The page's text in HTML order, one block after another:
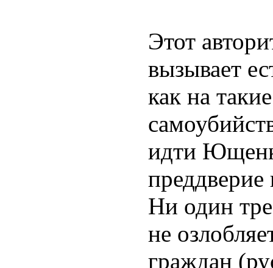
Этот
вызывает
как на
идти
преддверие
Ни один
не
граждан